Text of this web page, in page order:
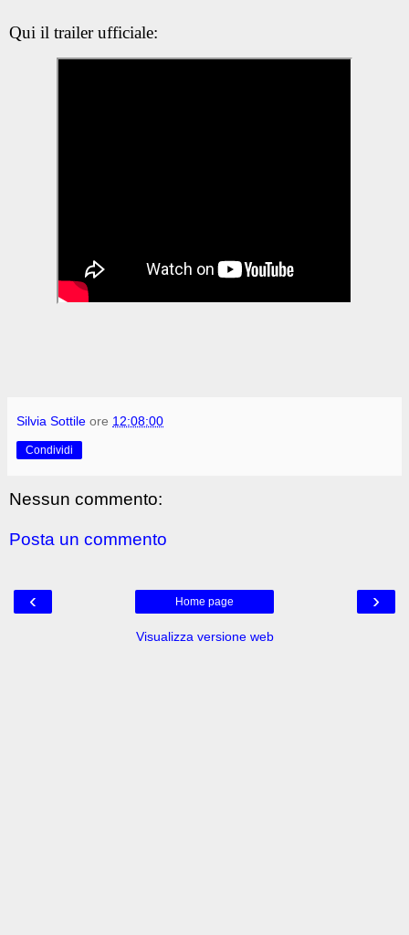
Qui il trailer ufficiale:
Silvia Sottile ore 12:08:00
Condividi
Nessun commento:
Posta un commento
‹ ›
Home page
Visualizza versione web